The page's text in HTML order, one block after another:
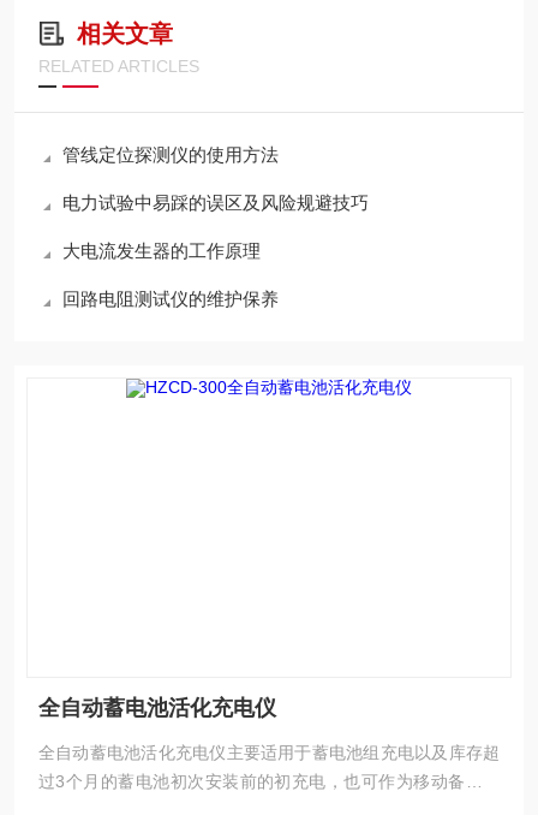
相关文章
RELATED ARTICLES
管线定位探测仪的使用方法
电力试验中易踩的误区及风险规避技巧
大电流发生器的工作原理
回路电阻测试仪的维护保养
全自动蓄电池活化充电仪
全自动蓄电池活化充电仪主要适用于蓄电池组充电以及库存超
过3个月的蓄电池初次安装前的初充电，也可作为移动备用直